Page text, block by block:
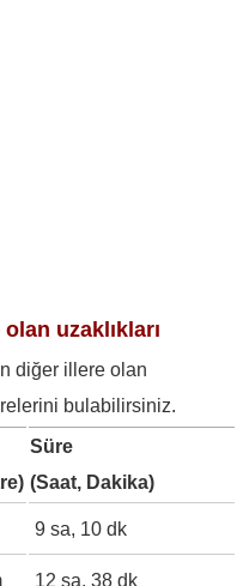
uzaklıkları
diğer illere olan
bulabilirsiniz.
Süre
(Saat, Dakika)
9 sa, 10 dk
12 sa, 38 dk